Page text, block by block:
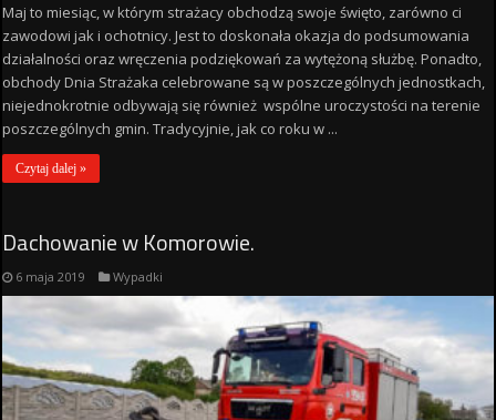
Maj to miesiąc, w którym strażacy obchodzą swoje święto, zarówno ci
zawodowi jak i ochotnicy. Jest to doskonała okazja do podsumowania
działalności oraz wręczenia podziękowań za wytężoną służbę. Ponadto,
obchody Dnia Strażaka celebrowane są w poszczególnych jednostkach,
niejednokrotnie odbywają się również wspólne uroczystości na terenie
poszczególnych gmin. Tradycyjnie, jak co roku w ...
Czytaj dalej »
Dachowanie w Komorowie.
6 maja 2019 Wypadki